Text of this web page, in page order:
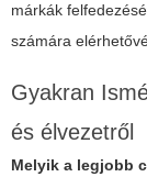
márkák
számára
Gyakran
és élvezetről
Melyik a legjobb